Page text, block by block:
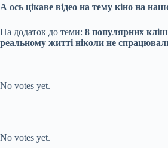
А ось цікаве відео на тему кіно на
На додаток до теми: 8 популярних
реальному житті ніколи не
No votes yet.
No votes yet.